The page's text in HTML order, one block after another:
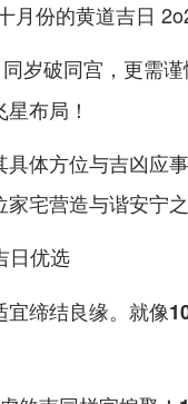
同岁破同宫，更需
布局！
体方位与吉凶应
宅营造与谐安宁之
日优选
宜缔结良缘。就像